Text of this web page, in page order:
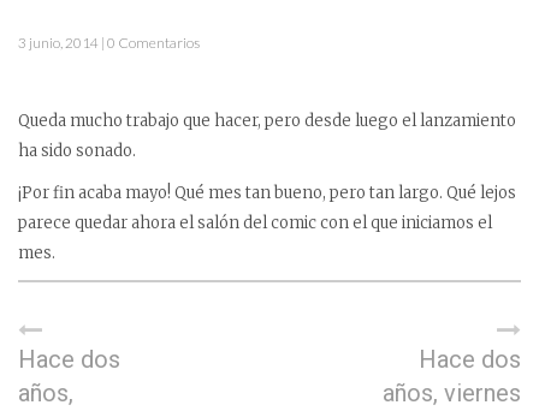
3 junio, 2014 | 0 Comentarios
Queda mucho trabajo que hacer, pero desde luego el lanzamiento
ha sido sonado.
¡Por fin acaba mayo! Qué mes tan bueno, pero tan largo. Qué lejos
parece quedar ahora el salón del comic con el que iniciamos el
mes.
Hace dos
años,
Hace dos
años, viernes